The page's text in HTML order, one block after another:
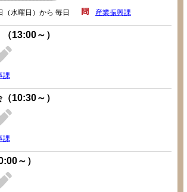
水曜日）から 毎日 産業振興課
13:00～）
課
10:30～）
課
～）